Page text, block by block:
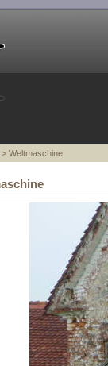
Weltmaschine